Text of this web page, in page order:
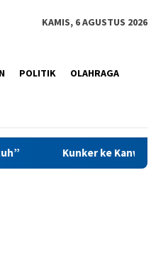
KAMIS, 6 AGUSTUS 2026
POLITIK OLAHRAGA
ke Kanwil PAS Maluku,